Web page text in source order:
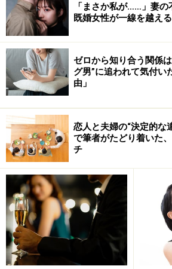
「まさか私が……」妻の
既婚女性が一線を越え
ゼロから知り合う関係
グ男”に追われて気付い
由」
恋人と夫婦の“決定的な
で筆者がたどり着いた
チ